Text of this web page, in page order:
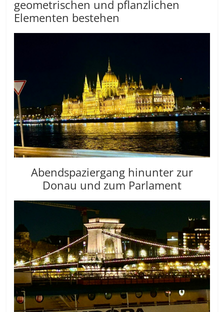
geometrischen und pflanzlichen
Elementen bestehen
Abendspaziergang hinunter zur
Donau und zum Parlament